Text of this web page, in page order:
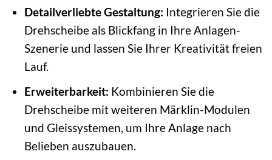
Detailverliebte Gestaltung: Integrieren Sie die
Drehscheibe als Blickfang in Ihre Anlagen-
Szenerie und lassen Sie Ihrer Kreativität freien
Lauf.
Erweiterbarkeit: Kombinieren Sie die
Drehscheibe mit weiteren Märklin-Modulen
und Gleissystemen, um Ihre Anlage nach
Belieben auszubauen.